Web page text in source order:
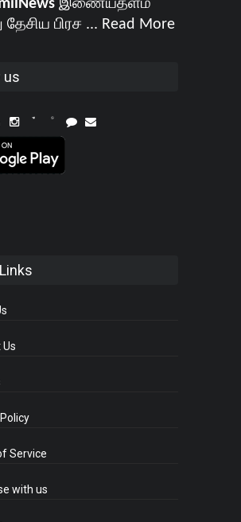
இணையதளம்
தேசிய பிரச ... Read More
us
Service
with us